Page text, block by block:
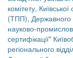
комітету,
(ТПП), Державного
науково-
сертифікації"
регіонального